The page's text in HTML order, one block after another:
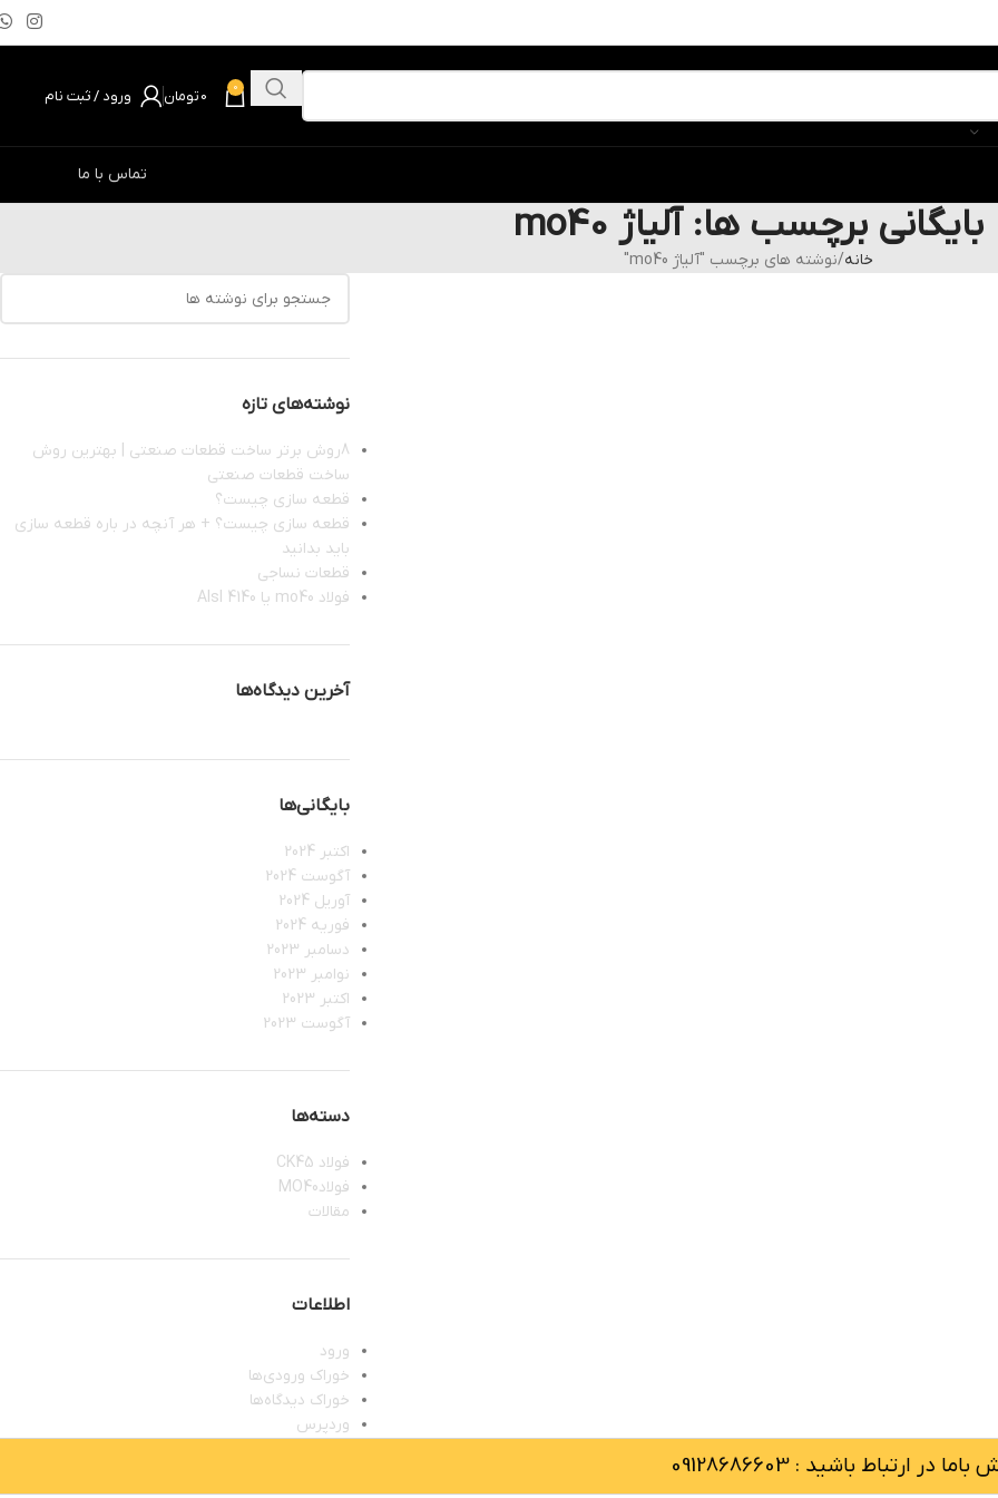
0
0تومان ورود / ثبت نام
تماس با ما
بایگانی برچسب ها: آلیاژ mo40
خانه نوشته های برچسب "آلیاژ mo40"
نوشته‌های تازه
8روش‌ برتر ساخت قطعات صنعتی | بهترین روش
ساخت قطعات صنعتی
قطعه سازی چیست؟
قطعه سازی چیست؟ + هر آنچه در باره قطعه سازی
باید بدانید
قطعات نساجی
فولاد mo40 یا 4140 Alsl
آخرین دیدگاه‌ها
بایگانی‌ها
اکتبر 2024
آگوست 2024
آوریل 2024
فوریه 2024
دسامبر 2023
نوامبر 2023
اکتبر 2023
آگوست 2023
دسته‌ها
فولاد CK45
فولادMO40
مقالات
اطلاعات
ورود
خوراک ورودی‌ها
خوراک دیدگاه‌ها
وردپرس
ارتباط باشید : 09128686603